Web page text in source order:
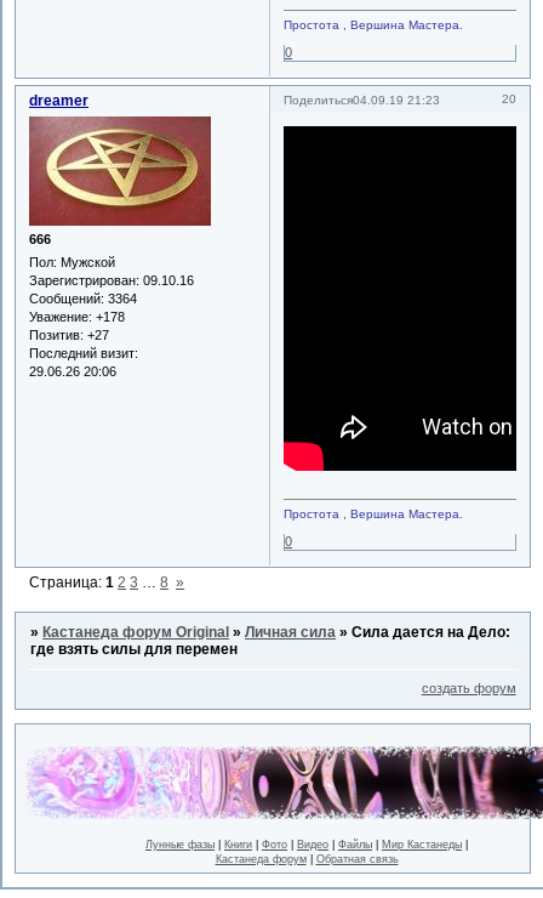
Простота , Вершина Мастера.
0
Поделиться 20
04.09.19 21:23
dreamer
666
Пол: Мужской
Зарегистрирован: 09.10.16
Сообщений: 3364
Уважение: +178
Позитив: +27
Последний визит:
29.06.26 20:06
Простота , Вершина Мастера.
0
Страница:1 2 3 8 »
» Кастанеда форум Original »Личная сила »Сила дается на Дело:
где взять силы для перемен
создать форум
Лунные фазы Книги Фото Видео Файлы Мир Кастанеды
Кастанеда форум| Обратная связь